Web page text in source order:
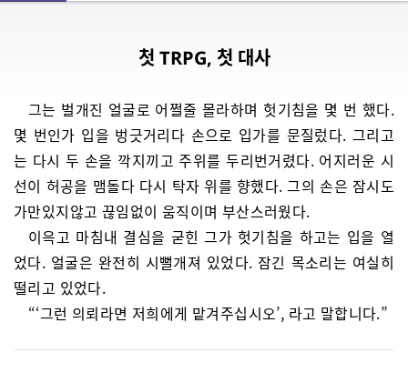
첫 TRPG, 첫 대사
그는 벌개진 얼굴로 어쩔줄 몰라하며 헛기침을 몇 번 했다.
몇 번인가 입을 벙긋거리다 손으로 입가를 문질렀다. 그리고
는 다시 두 손을 깍지끼고 주위를 두리번거렸다. 어지러운 시
선이 허공을 맴돌다 다시 탁자 위를 향했다. 그의 손은 잠시도
가만있지않고 끊임없이 움직이며 부산스러웠다.
이윽고 마침내 결심을 굳힌 그가 헛기침을 하고는 입을 열
었다. 얼굴은 완전히 시뻘개져 있었다. 잠긴 목소리는 여실히
떨리고 있었다.
“‘그런 의뢰라면 저희에게 맡겨주십시오’, 라고 말합니다.”